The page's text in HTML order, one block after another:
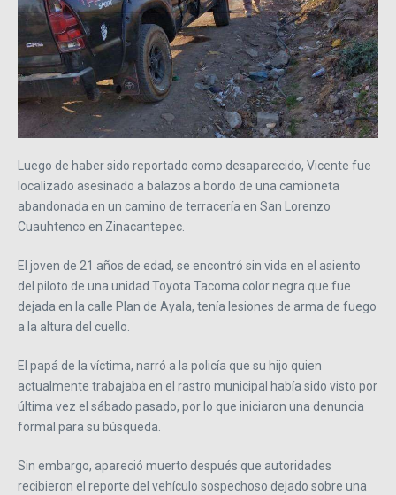
Luego de haber sido reportado como desaparecido, Vicente fue
localizado asesinado a balazos a bordo de una camioneta
abandonada en un camino de terracería en San Lorenzo
Cuauhtenco en Zinacantepec.
El joven de 21 años de edad, se encontró sin vida en el asiento
del piloto de una unidad Toyota Tacoma color negra que fue
dejada en la calle Plan de Ayala, tenía lesiones de arma de fuego
a la altura del cuello.
El papá de la víctima, narró a la policía que su hijo quien
actualmente trabajaba en el rastro municipal había sido visto por
última vez el sábado pasado, por lo que iniciaron una denuncia
formal para su búsqueda.
Sin embargo, apareció muerto después que autoridades
recibieron el reporte del vehículo sospechoso dejado sobre una